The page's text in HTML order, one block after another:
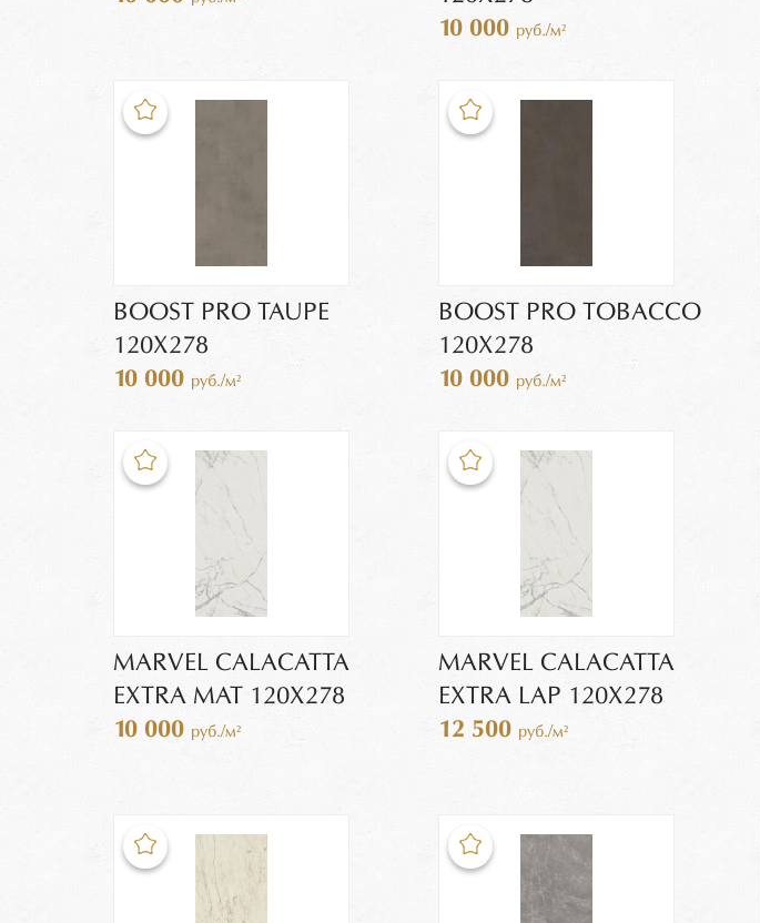
10 000 руб./м²
BOOST PRO TAUPE
120X278
10 000 руб./м²
BOOST PRO TOBACCO
120X278
10 000 руб./м²
MARVEL CALACATTA
EXTRA MAT 120X278
10 000 руб./м²
MARVEL CALACATTA
EXTRA LAP 120X278
12 500 руб./м²